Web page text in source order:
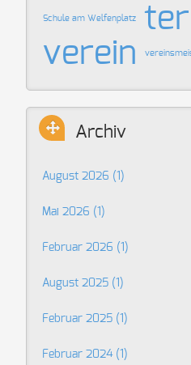
Schule am Welfenplatz
verein
Archiv
August 2026 (1)
Mai 2026 (1)
Februar 2026 (1)
August 2025 (1)
Februar 2025 (1)
Februar 2024 (1)